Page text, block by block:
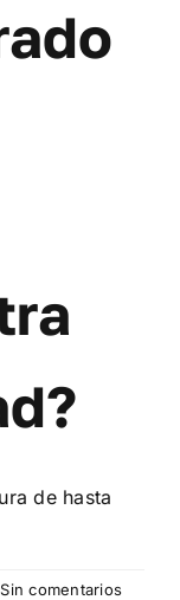
de hasta
Sin comentarios